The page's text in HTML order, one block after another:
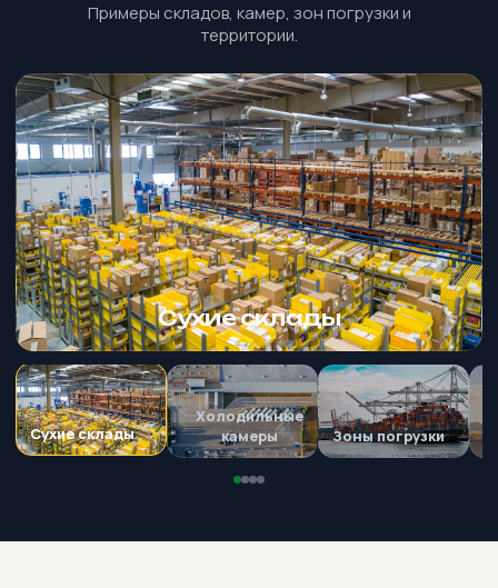
Примеры складов, камер, зон погрузки и
территории.
Сухие склады
Сухие склады
Холодильные
камеры
Зоны погрузки